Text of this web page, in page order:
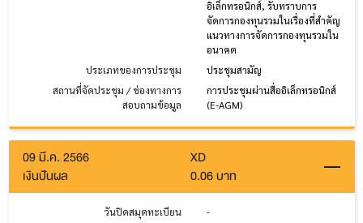
อิเล็กทรอนิกส์, รับทราบการ
จัดการกองทุนรวมในเรื่องที่สำคัญ
แนวทางการจัดการกองทุนรวมใน
อนาคต
ประเภทของการประชุม
ประชุมสามัญ
สถานที่จัดประชุม / ช่องทางการ
สอบถามข้อมูล
การประชุมผ่านสื่ออิเล็กทรอนิกส์
(E-AGM)
09 มี.ค. 2566
XD
เงินปันผล
0.06 บาท
วันปิดสมุดทะเบียน
-